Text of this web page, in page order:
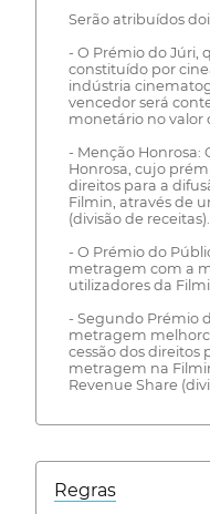
Serão atribuídos
- O Prémio do Júri,
constituído por
indústria
vencedor será
monetário no valor
- Menção Honrosa:
Honrosa, cujo
direitos para a
Filmin, através de
(divisão de receitas).
- O Prémio do
metragem com a
utilizadores da
- Segundo Prémio
metragem
cessão dos direitos
metragem na
Revenue Share
Regras